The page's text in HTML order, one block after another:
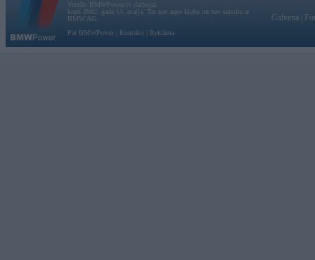
Vortāls BMWPower.lv darbojas
kopš 2002. gada 14. maija. Tas nav auto klubs un nav saistīts ar
BMW AG.
Par BMWPower
Kontakti Reklāma
Galvena